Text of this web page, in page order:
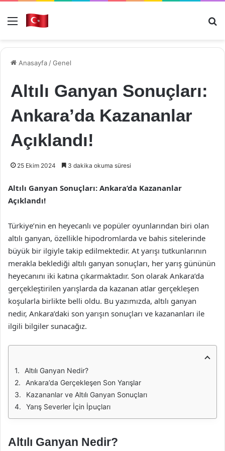
Menü
Anasayfa /Genel
Altılı Ganyan Sonuçları:
Ankara’da Kazananlar
Açıklandı!
25 Ekim 2024 3 dakika okuma süresi
Altılı Ganyan Sonuçları: Ankara’da Kazananlar
Açıklandı!
Türkiye’nin en heyecanlı ve popüler oyunlarından biri olan
altılı ganyan, özellikle hipodromlarda ve bahis sitelerinde
büyük bir ilgiyle takip edilmektedir. At yarışı tutkunlarının
merakla beklediği altılı ganyan sonuçları, her yarış gününün
heyecanını iki katına çıkarmaktadır. Son olarak Ankara’da
gerçekleştirilen yarışlarda da kazanan atlar gerçekleşen
koşularla birlikte belli oldu. Bu yazımızda, altılı ganyan
nedir, Ankara’daki son yarışın sonuçları ve kazananları ile
ilgili bilgiler sunacağız.
Altılı Ganyan Nedir?
Ankara’da Gerçekleşen Son Yarışlar
Kazananlar ve Altılı Ganyan Sonuçları
Yarış Severler İçin İpuçları
Altılı Ganyan Nedir?